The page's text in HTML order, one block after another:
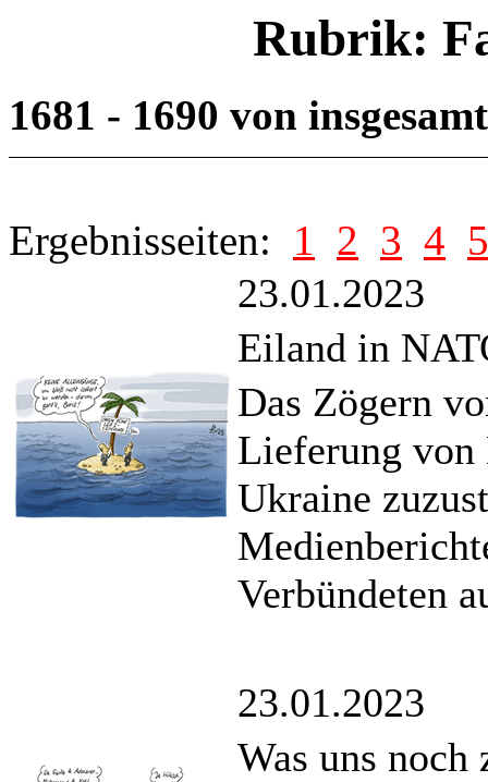
Rubrik:
1681 - 1690 von
Ergebnisseiten: 1 2 3 4 5
23.01.2023
Eiland in
Das Zögern
Lieferung von
Ukraine
Verbündeten
23.01.2023
Was uns noch